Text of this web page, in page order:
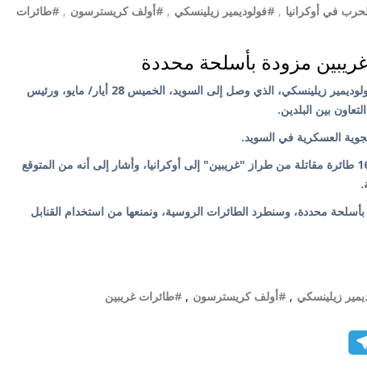
في أوكرانيا , #فولوديمير زيلينسكي , #أولف كريسترسون , #طائرات
مزودة بأسلحة محددة
كييف/ أوكرانيا بالعربية/ وقع الرئيس الأوكراني فولوديمير زيلينسكي، الذي وصل إلى السويد، الخميس 28 أيار/ مايو، ورئيس
بين البلدين.
العسكرية في السويد.
وأعلن رئيس الوزراء السويدي رسميًا عن تسليم 16 طائرة مقاتلة من طراز "غريبين" إلى أوكرانيا، وأشار إلى أنه من المتوقع
محددة، وسنطرد الطائرات الروسية، ونمنعها من استخدام القنابل
زيلينسكي , #أولف كريسترسون , #طائرات غريبين